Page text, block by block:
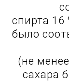
спирта 16
было
(не
сахара